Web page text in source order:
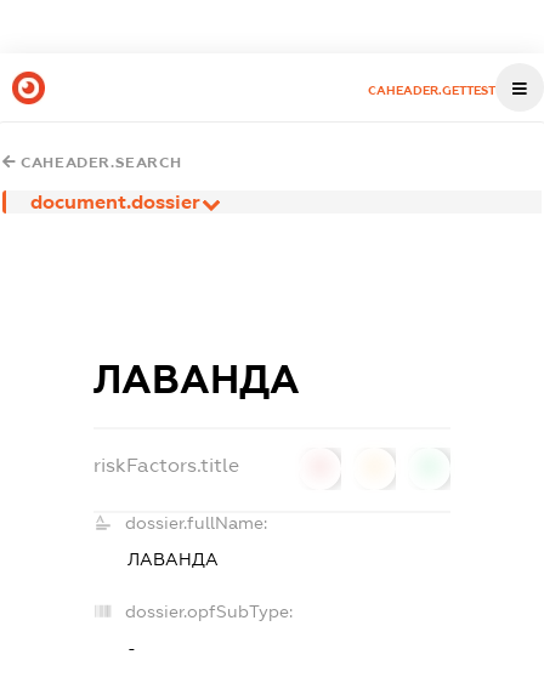
CAHEADER.GETTEST
CAHEADER.SEARCH
document.dossier
ЛАВАНДА
riskFactors.title
dossier.fullName:
ЛАВАНДА
dossier.opfSubType:
-